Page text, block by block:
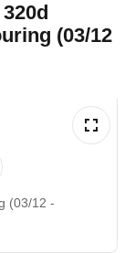
(03/12
(03/12 -